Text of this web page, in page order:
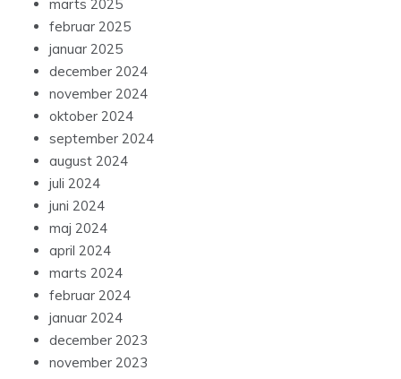
marts 2025
februar 2025
januar 2025
december 2024
november 2024
oktober 2024
september 2024
august 2024
juli 2024
juni 2024
maj 2024
april 2024
marts 2024
februar 2024
januar 2024
december 2023
november 2023